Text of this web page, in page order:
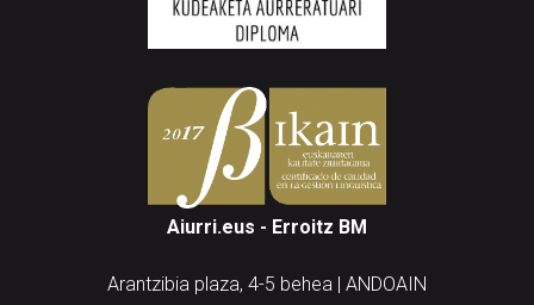
Aiurri.eus - Erroitz BM
Arantzibia plaza, 4-5 behea | ANDOAIN